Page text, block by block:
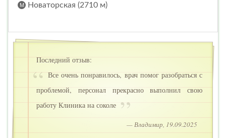
Новаторская (2710 м)
Последний отзыв:
Все очень понравилось, врач помог разобраться с
проблемой, персонал прекрасно выполнил свою
работу Клиника на соколе
— Владимир, 19.09.2025